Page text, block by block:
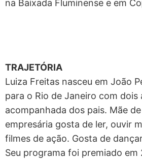
na Baixada Fluminense e em
TRAJETÓRIA
Luiza Freitas nasceu em João
para o Rio de Janeiro com dois
acompanhada dos pais. Mãe
empresária gosta de ler, ouvir
filmes de ação. Gosta de
Seu programa foi premiado em